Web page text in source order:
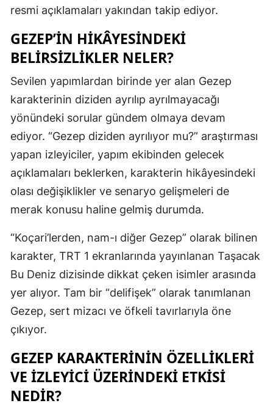
Hatay
Isparta
Mersin
İstanbul
İzmir
Kastamonu
Kayseri
Kırklareli
Kırşehir
Konya
resmi açıklamaları yakından takip ediyor.
GEZEP’IN HIKÂYESINDEKI
BELIRSIZLIKLER NELER?
Sevilen yapımlardan birinde yer alan Gezep
karakterinin diziden ayrılıp ayrılmayacağı
yönündeki sorular gündem olmaya devam
ediyor. “Gezep diziden ayrılıyor mu?” araştırması
yapan izleyiciler, yapım ekibinden gelecek
açıklamaları beklerken, karakterin hikâyesindeki
olası değişiklikler ve senaryo gelişmeleri de
merak konusu haline gelmiş durumda.
“Koçari’lerden, nam-ı diğer Gezep” olarak bilinen
karakter, TRT 1 ekranlarında yayınlanan Taşacak
Bu Deniz dizisinde dikkat çeken isimler arasında
yer alıyor. Tam bir “delifişek” olarak tanımlanan
Gezep, sert mizacı ve öfkeli tavırlarıyla öne
çıkıyor.
GEZEP KARAKTERININ ÖZELLIKLERI
VE İZLEYICI ÜZERINDEKI ETKISI
NEDIR?